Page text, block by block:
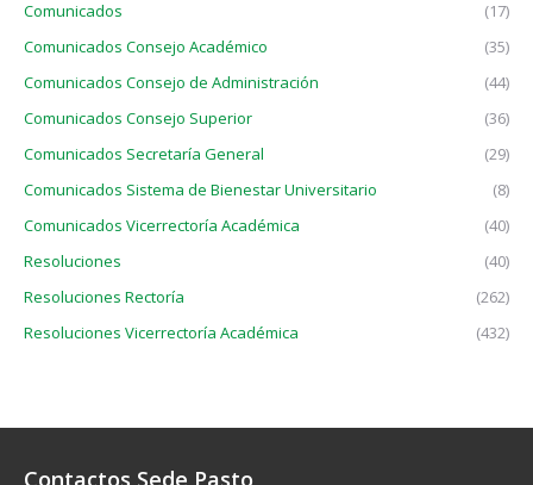
Comunicados
(17)
Comunicados Consejo Académico
(35)
Comunicados Consejo de Administración
(44)
Comunicados Consejo Superior
(36)
Comunicados Secretaría General
(29)
Comunicados Sistema de Bienestar Universitario
(8)
Comunicados Vicerrectoría Académica
(40)
Resoluciones
(40)
Resoluciones Rectoría
(262)
Resoluciones Vicerrectoría Académica
(432)
Contactos Sede Pasto